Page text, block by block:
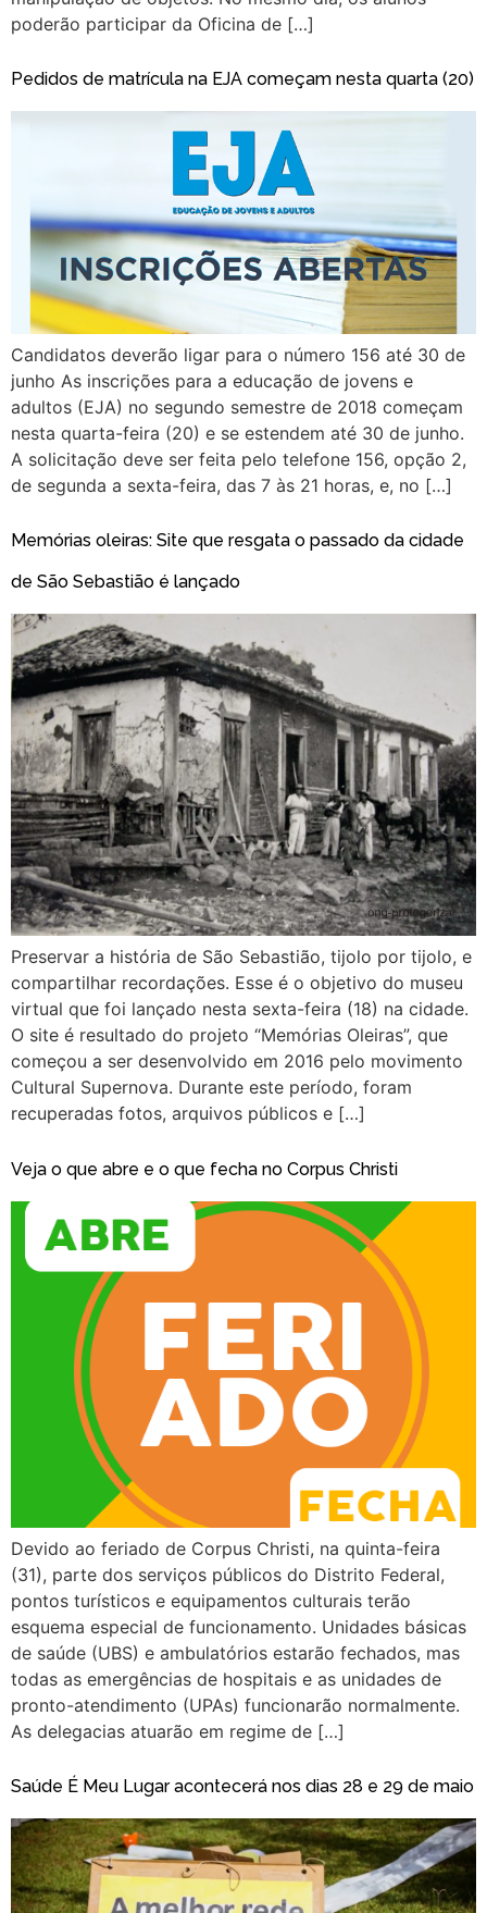
poderão participar da Oficina de […]
Pedidos de matrícula na EJA começam nesta quarta (20)
Candidatos deverão ligar para o número 156 até 30 de
junho As inscrições para a educação de jovens e
adultos (EJA) no segundo semestre de 2018 começam
nesta quarta-feira (20) e se estendem até 30 de junho.
A solicitação deve ser feita pelo telefone 156, opção 2,
de segunda a sexta-feira, das 7 às 21 horas, e, no […]
Memórias oleiras: Site que resgata o passado da cidade
de São Sebastião é lançado
Preservar a história de São Sebastião, tijolo por tijolo, e
compartilhar recordações. Esse é o objetivo do museu
virtual que foi lançado nesta sexta-feira (18) na cidade.
O site é resultado do projeto “Memórias Oleiras”, que
começou a ser desenvolvido em 2016 pelo movimento
Cultural Supernova. Durante este período, foram
recuperadas fotos, arquivos públicos e […]
Veja o que abre e o que fecha no Corpus Christi
Devido ao feriado de Corpus Christi, na quinta-feira
(31), parte dos serviços públicos do Distrito Federal,
pontos turísticos e equipamentos culturais terão
esquema especial de funcionamento. Unidades básicas
de saúde (UBS) e ambulatórios estarão fechados, mas
todas as emergências de hospitais e as unidades de
pronto-atendimento (UPAs) funcionarão normalmente.
As delegacias atuarão em regime de […]
Saúde É Meu Lugar acontecerá nos dias 28 e 29 de maio